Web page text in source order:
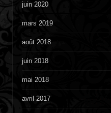
juin 2020
mars 2019
août 2018
juin 2018
mai 2018
avril 2017